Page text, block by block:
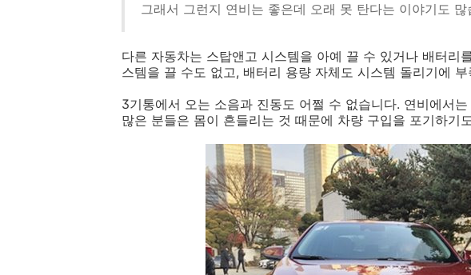
그래서 그런지 연비는 좋은데 오래 못 탄다는 이야기도
다른 자동차는 스탑앤고 시스템을 아예 끌 수 있거나 배터리
스템을 끌 수도 없고, 배터리 용량 자체도 시스템 돌리기에
3기통에서 오는 소음과 진동도 어쩔 수 없습니다. 연비에서
많은 분들은 몸이 흔들리는 것 때문에 차량 구입을 포기하기